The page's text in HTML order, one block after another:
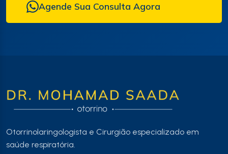
Agende Sua Consulta Agora
Otorrinolaringologista e Cirurgião especializado em
saúde respiratória.